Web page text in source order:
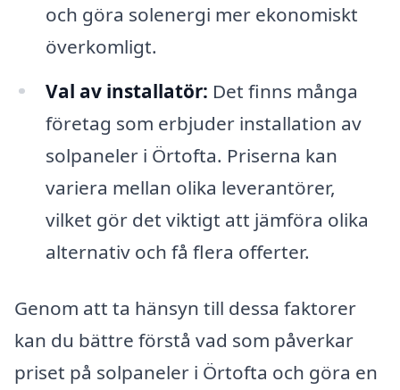
och göra solenergi mer ekonomiskt
överkomligt.
Val av installatör: Det finns många
företag som erbjuder installation av
solpaneler i Örtofta. Priserna kan
variera mellan olika leverantörer,
vilket gör det viktigt att jämföra olika
alternativ och få flera offerter.
Genom att ta hänsyn till dessa faktorer
kan du bättre förstå vad som påverkar
priset på solpaneler i Örtofta och göra en